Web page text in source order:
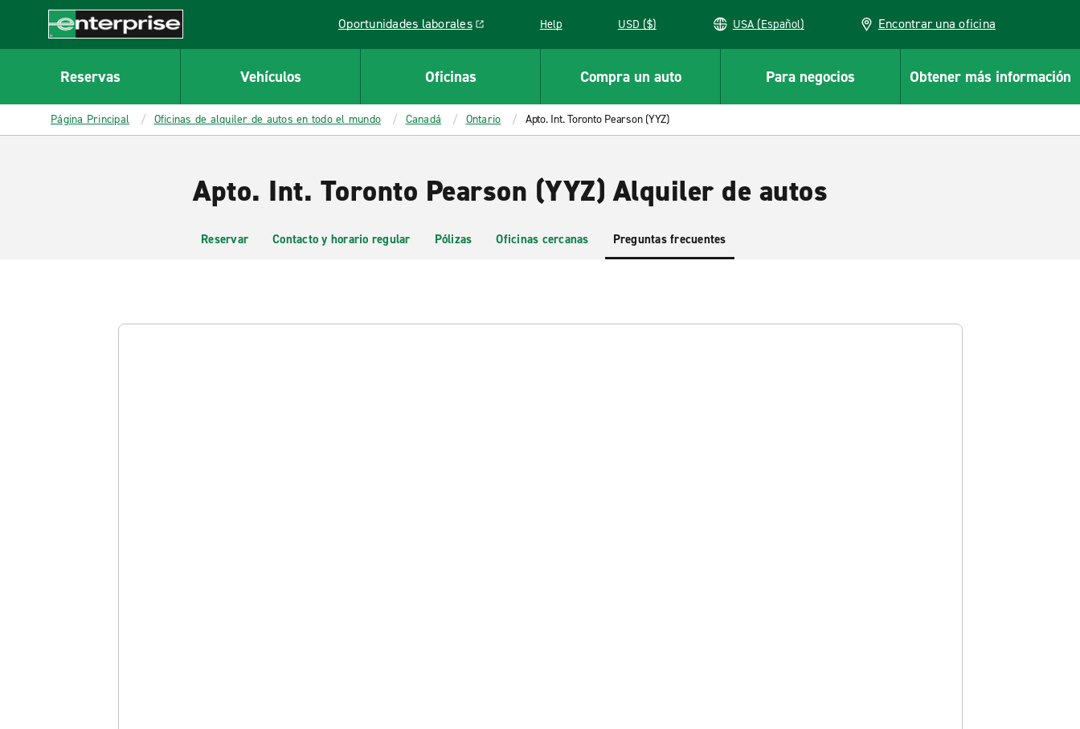
CONTENT
Enterprise
Oportunidades laborales
Link opens in a new window Help USD ($) USA (Español) Encontrar una oficina
Reservas Vehículos Oficinas Compra un auto Para negocios Obtener más información
Página Principal Oficinas de alquiler de autos en todo el mundo Canadá Ontario Apto. Int. Toronto Pearson (YYZ)
Apto. Int. Toronto Pearson (YYZ) Alquiler de autos
Reservar Contacto y horario regular Pólizas Oficinas cercanas Preguntas frecuentes